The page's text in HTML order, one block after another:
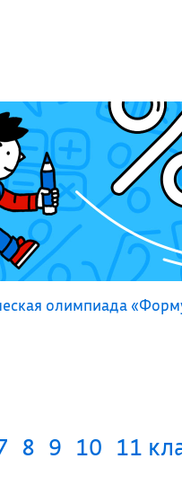
олимпиада
8 9 10 11